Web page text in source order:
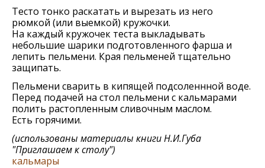
Тесто тонко раскатать и вырезать из него
рюмкой (или выемкой) кружочки.
На каждый кружочек теста выкладывать
небольшие шарики подготовленного фарша и
лепить пельмени. Края пельменей тщательно
защипать.
Пельмени сварить в кипящей подсоленнной воде.
Перед подачей на стол пельмени с кальмарами
полить растопленным сливочным маслом.
Есть горячими.
(использованы материалы книгиН.И.Губа
"Приглашаем к столу")
кальмары